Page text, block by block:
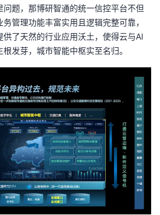
题，那博研智通的统一信控平台不但
管理功能丰富实用且逻辑完整可靠，
了天然的行业应用沃土，使得云与AI
发芽，城市智能中枢实至名归。